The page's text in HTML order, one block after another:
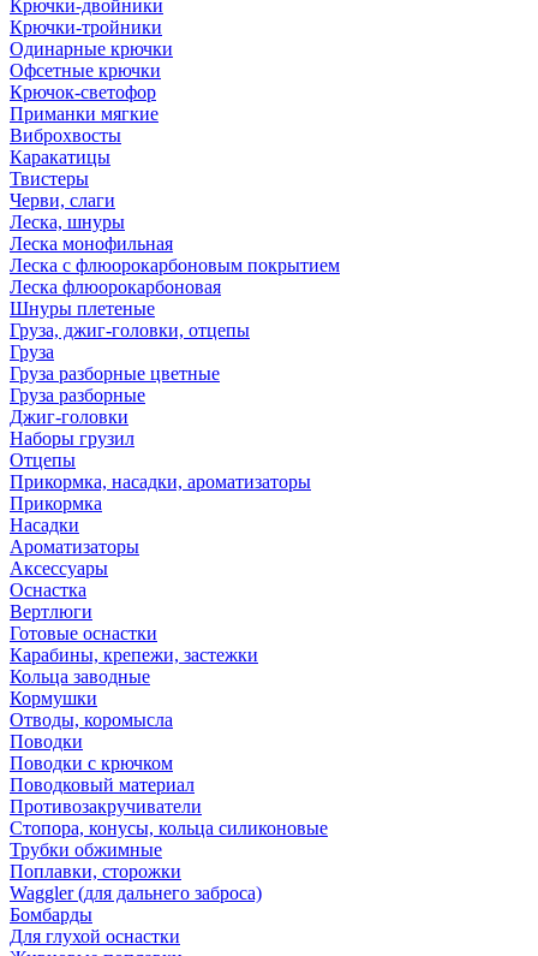
Крючки-двойники
Крючки-тройники
Одинарные крючки
Офсетные крючки
Крючок-светофор
Приманки мягкие
Виброхвосты
Каракатицы
Твистеры
Черви, слаги
Леска, шнуры
Леска монофильная
Леска с флюорокарбоновым покрытием
Леска флюорокарбоновая
Шнуры плетеные
Груза, джиг-головки, отцепы
Груза
Груза разборные цветные
Груза разборные
Джиг-головки
Наборы грузил
Отцепы
Прикормка, насадки, ароматизаторы
Прикормка
Насадки
Ароматизаторы
Аксессуары
Оснастка
Вертлюги
Готовые оснастки
Карабины, крепежи, застежки
Кольца заводные
Кормушки
Отводы, коромысла
Поводки
Поводки с крючком
Поводковый материал
Противозакручиватели
Стопора, конусы, кольца силиконовые
Трубки обжимные
Поплавки, сторожки
Waggler (для дальнего заброса)
Бомбарды
Для глухой оснастки